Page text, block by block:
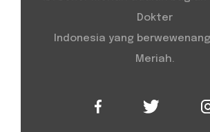
Dokter
Indonesia yang
Meriah.